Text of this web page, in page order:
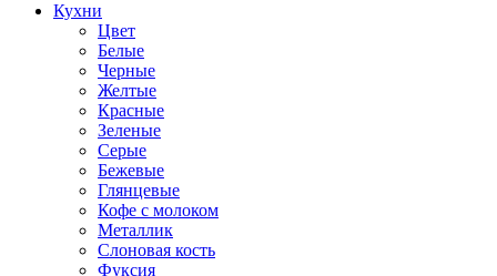
Кухни
Цвет
Белые
Черные
Желтые
Красные
Зеленые
Серые
Бежевые
Глянцевые
Кофе с молоком
Металлик
Слоновая кость
Фуксия